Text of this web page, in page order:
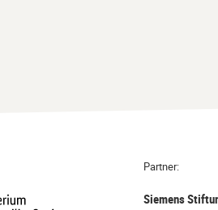
Partner:
Siemens